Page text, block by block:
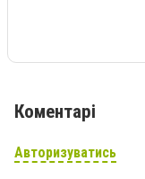
Коментарі
Авторизуватись